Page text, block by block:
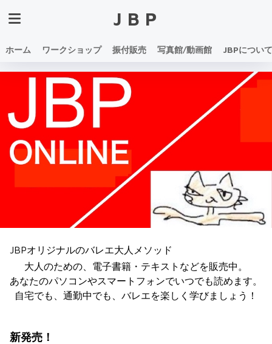
JBP
ホーム ワークショップ 振付販売 写真館/動画館 JBPについて
JBPオリジナルのバレエ大人メソッド
大人のための、電子書籍・テキストなどを販売中。
あなたのパソコンやスマートフォンでいつでも読めます。
自宅でも、通勤中でも、バレエを楽しく学びましょう！
新発売！